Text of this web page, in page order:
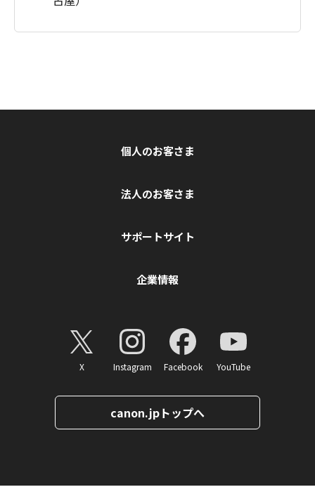
個人のお客さま
法人のお客さま
サポートサイト
企業情報
X Instagram Facebook YouTube
canon.jpトップへ